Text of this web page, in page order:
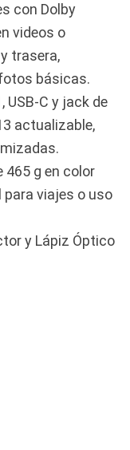
con Dolby
videos o
trasera,
básicas.
USB-C y jack de
actualizable,
465 g en color
viajes o uso
y Lápiz Óptico